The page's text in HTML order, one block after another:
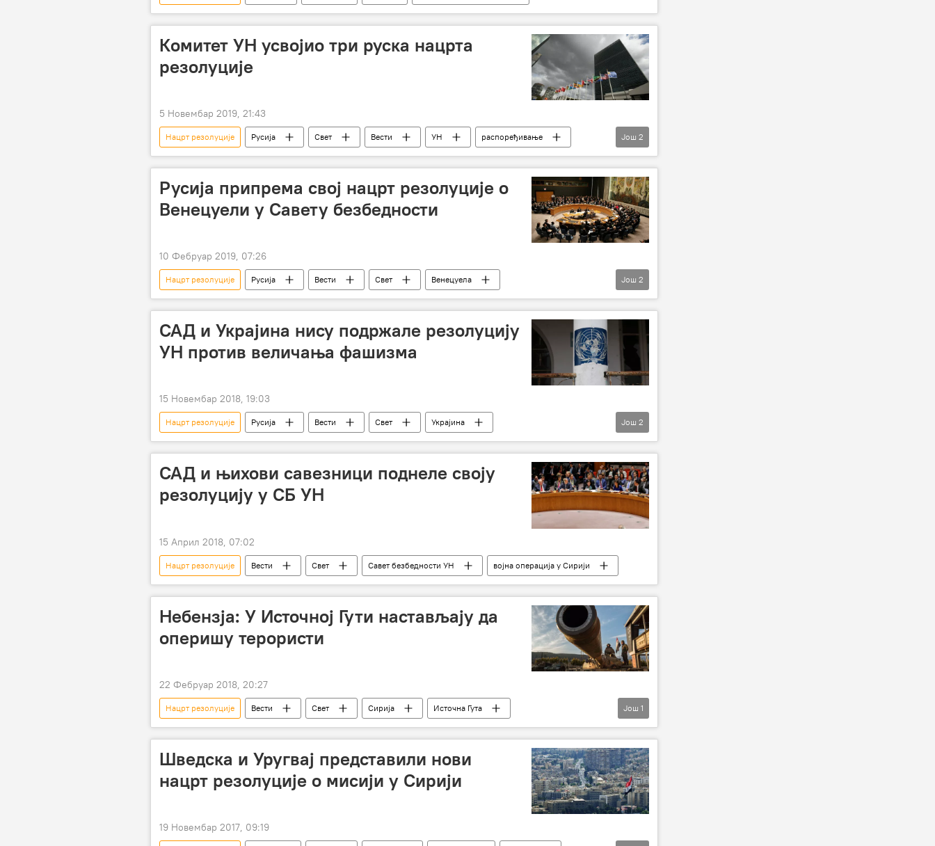
Комитет УН усвојио три руска нацрта
резолуције
5 Новембар 2019, 21:43
Нацрт резолуције Русија Свет Вести УН
распоређивање
наоружавање космоса
Свемир
Још 2
Русија припрема свој нацрт резолуције о
Венецуели у Савету безбедности
10 Фебруар 2019, 07:26
Нацрт резолуције Русија Вести Свет
Венецуела
Савет безбедности УН
покушај државног преврата у Венецуели
Још 2
САД и Украјина нису подржале резолуцију
УН против величања фашизма
15 Новембар 2018, 19:03
Нацрт резолуције Русија Вести Свет
Украјина
Генерална скупштина УН
фашизам
Још 2
САД и њихови савезници поднеле своју
резолуцију у СБ УН
15 Април 2018, 07:02
Нацрт резолуције Вести Свет Савет безбедности УН војна операција у Сирији
Небензја: У Источној Гути настављају да
оперишу терористи
22 Фебруар 2018, 20:27
Нацрт резолуције Вести Свет Сирија
Источна Гута
Василиј Небензја
Савет безбедности УН
Још 1
Шведска и Уругвај представили нови
нацрт резолуције о мисији у Сирији
19 Новембар 2017, 09:19